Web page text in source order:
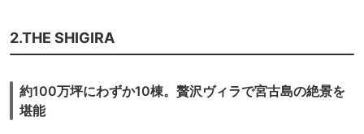
ウンジでテイクアウトしたものを食べている人もいました。
料理のメニューは少なめで毎日同じですが、どれも見た目が美しく美味し
かったです。定番の沖縄料理はなく、沖縄食材を使用したアレンジメニュ
パイン、泡盛×ゴーヤ、泡盛×コーヒーなど珍しいものが多く、財布を気
にせず楽しむことができました。朝食メニューは、サラダ、スモーブロ
ー、アサイーボウルのセットです。スモーブローだけでは物足りないの
2.THE SHIGIRA
約100万坪にわずか10棟。贅沢ヴィラで宮古島の絶景を
堪能